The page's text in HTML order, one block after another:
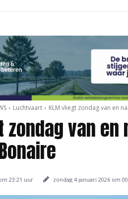
Luchtvaart KLM vliegt zondag van en
zondag van en
23:21 uur zondag 4 januari 2026 om